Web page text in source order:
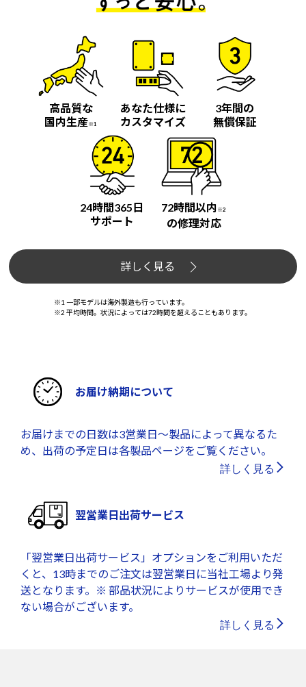
高品質な
国内生産※1
あなた仕様に
カスタマイズ
3年間の
無償保証
24時間365日
サポート
72時間以内 ※2
の修理対応
詳しく見る
※1 一部モデルは海外製造も行っています。
※2 平均時間。状況によっては72時間を超えることもあります。
お届け納期について
お届けまでの日数は3営業日～製品によって異なるた
め、出荷の予定日は各製品ページをご覧ください。
詳しく見る
翌営業日出荷サービス
「翌営業日出荷サービス」オプションをご利用いただ
くと、13時までのご注文は翌営業日に当社工場より発
送となります。※ 部品状況によりサービスが使用でき
ない場合がございます。
詳しく見る